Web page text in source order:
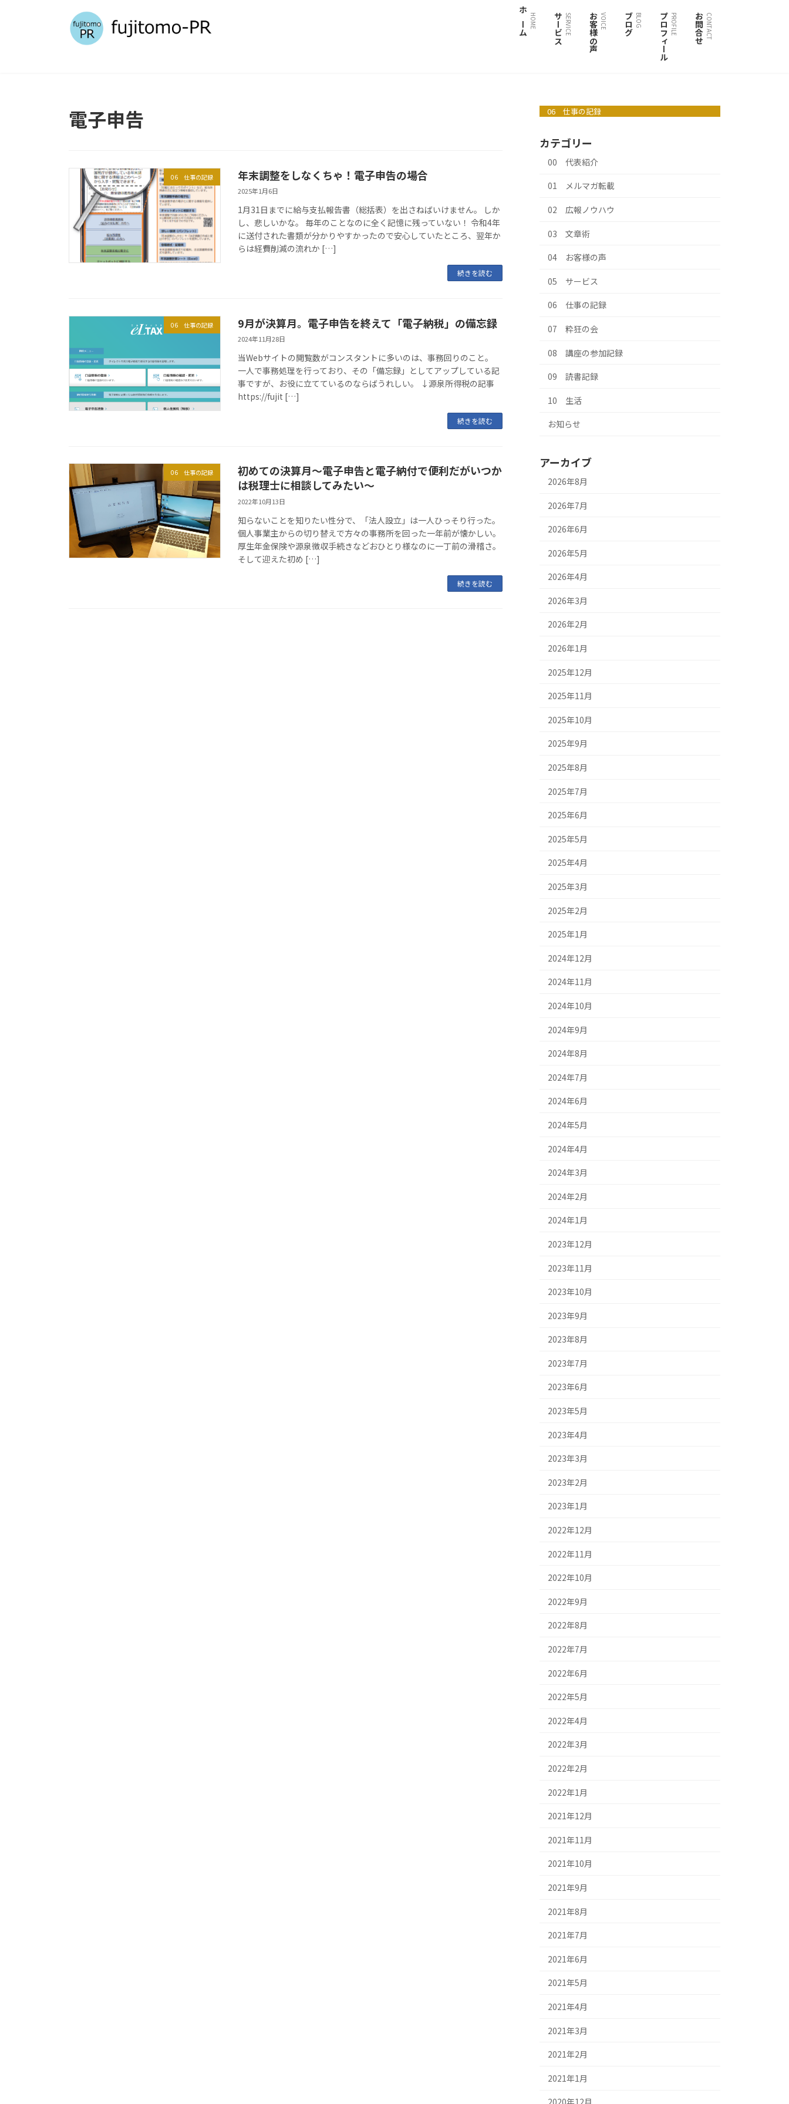
ホーム HOME サービスSERVICE お客様の声 VOICE ブログ BLOG プロフィールPROFILE お問合せCONTACT
電子申告
06 仕事の記録 年末調整をしなくちゃ！電子申告の場合
2025年1月6日
1月31日までに給与支払報告書（総括表）を出さねばいけません。 しか
し、悲しいかな。 毎年のことなのに全く記憶に残っていない！ 令和4年
に送付された書類が分かりやすかったので安心していたところ、翌年か
らは経費削減の流れか […]
続きを読む
06 仕事の記録 9月が決算月。電子申告を終えて「電子納税」の備忘録
2024年11月28日
当Webサイトの閲覧数がコンスタントに多いのは、事務回りのこと。
一人で事務処理を行っており、その「備忘録」としてアップしている記
事ですが、お役に立てているのならばうれしい。 ↓源泉所得税の記事
https://fujit […]
続きを読む
06 仕事の記録
初めての決算月～電子申告と電子納付で便利だがいつか
は税理士に相談してみたい～
2022年10月13日
知らないことを知りたい性分で、「法人設立」は一人ひっそり行った。ㅤㅤ
個人事業主からの切り替えで方々の事務所を回った一年前が懐かしい。ㅤㅤ
厚生年金保険や源泉徴収手続きなどおひとり様なのに一丁前の滑稽さ。ㅤㅤ
そして迎えた初め […]
続きを読む
06 仕事の記録
カテゴリー
00 代表紹介
01 メルマガ転載
02 広報ノウハウ
03 文章術
04 お客様の声
05 サービス
06 仕事の記録
07 粋狂の会
08 講座の参加記録
09 読書記録
10 生活
お知らせ
アーカイブ
2026年8月
2026年7月
2026年6月
2026年5月
2026年4月
2026年3月
2026年2月
2026年1月
2025年12月
2025年11月
2025年10月
2025年9月
2025年8月
2025年7月
2025年6月
2025年5月
2025年4月
2025年3月
2025年2月
2025年1月
2024年12月
2024年11月
2024年10月
2024年9月
2024年8月
2024年7月
2024年6月
2024年5月
2024年4月
2024年3月
2024年2月
2024年1月
2023年12月
2023年11月
2023年10月
2023年9月
2023年8月
2023年7月
2023年6月
2023年5月
2023年4月
2023年3月
2023年2月
2023年1月
2022年12月
2022年11月
2022年10月
2022年9月
2022年8月
2022年7月
2022年6月
2022年5月
2022年4月
2022年3月
2022年2月
2022年1月
2021年12月
2021年11月
2021年10月
2021年9月
2021年8月
2021年7月
2021年6月
2021年5月
2021年4月
2021年3月
2021年2月
2021年1月